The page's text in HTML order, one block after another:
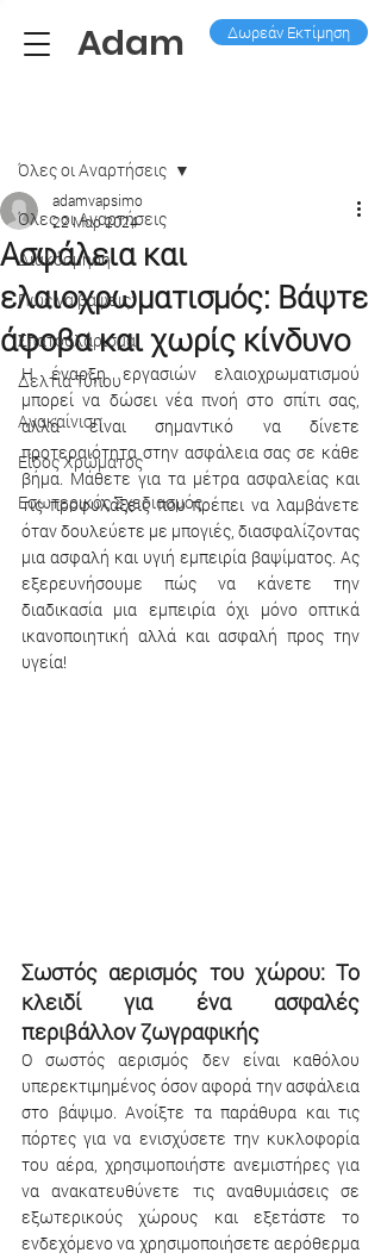
Adam Δωρεάν Εκτίμηση
Όλες οι Aναρτήσεις
Διακόσμηση
Πως να βάψεις;
Σπατουλάρισμα
Δελτία Τύπου
Ανακαίνιση
Είδος Χρώματος
Εσωτερικός Σχεδιασμός
Όλες οι Aναρτήσεις
Ασφάλεια και
ελαιοχρωματισμός: Βάψτε
άφοβα και χωρίς κίνδυνο
adamvapsimo
22 Μαρ 2024
Η έναρξη εργασιών ελαιοχρωματισμού
μπορεί να δώσει νέα πνοή στο σπίτι σας,
αλλά είναι σημαντικό να δίνετε
προτεραιότητα στην ασφάλεια σας σε κάθε
βήμα. Μάθετε για τα μέτρα ασφαλείας και
τις προφυλάξεις που πρέπει να λαμβάνετε
όταν δουλεύετε με μπογιές, διασφαλίζοντας
μια ασφαλή και υγιή εμπειρία βαψίματος. Ας
εξερευνήσουμε πώς να κάνετε την
διαδικασία μια εμπειρία όχι μόνο οπτικά
ικανοποιητική αλλά και ασφαλή προς την
υγεία!
Σωστός αερισμός του χώρου: Το
κλειδί για ένα ασφαλές
περιβάλλον ζωγραφικής
Ο σωστός αερισμός δεν είναι καθόλου
υπερεκτιμημένος όσον αφορά την ασφάλεια
στο βάψιμο. Ανοίξτε τα παράθυρα και τις
πόρτες για να ενισχύσετε την κυκλοφορία
του αέρα, χρησιμοποιήστε ανεμιστήρες για
να ανακατευθύνετε τις αναθυμιάσεις σε
εξωτερικούς χώρους και εξετάστε το
ενδεχόμενο να χρησιμοποιήσετε αερόθερμα